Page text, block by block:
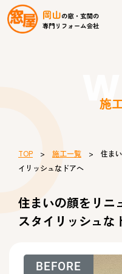
施
TOP > 施工一覧 > 住まい
イリッシュなドアへ
住まいの顔をリニ
スタイリッシュな
BEFORE